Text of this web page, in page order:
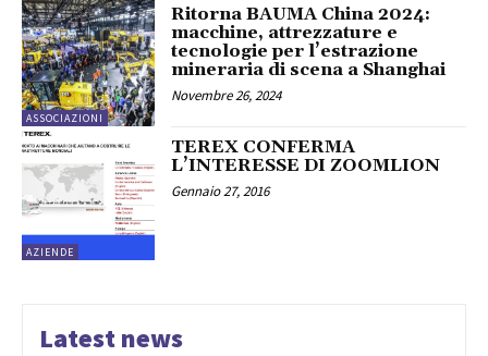
ASSOCIAZIONI
Ritorna BAUMA China 2024:
macchine, attrezzature e
tecnologie per l’estrazione
mineraria di scena a Shanghai
Novembre 26, 2024
AZIENDE
TEREX CONFERMA
L’INTERESSE DI ZOOMLION
Gennaio 27, 2016
Latest news